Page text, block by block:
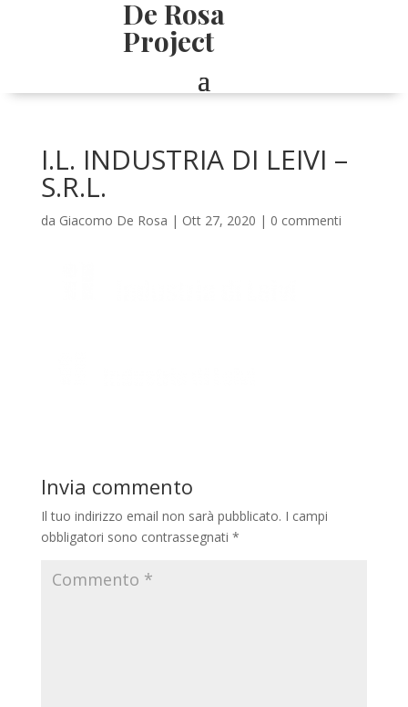
De Rosa
Project
I.L. INDUSTRIA DI LEIVI –
S.R.L.
da Giacomo De Rosa | Ott 27, 2020 | 0 commenti
Invia commento
Il tuo indirizzo email non sarà pubblicato. I campi
obbligatori sono contrassegnati *